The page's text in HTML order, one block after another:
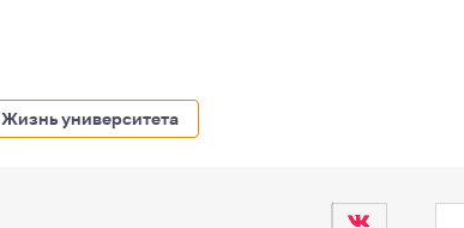
Жизнь университета